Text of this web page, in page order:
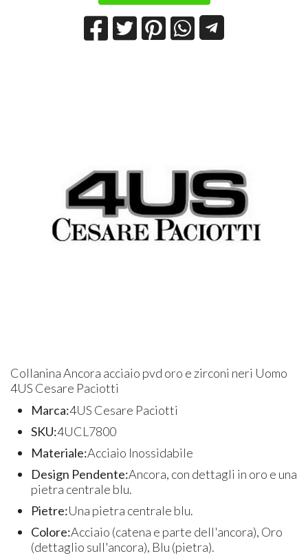
Collanina Ancora acciaio pvd oro e zirconi neri Uomo
4US Cesare Paciotti
Marca:4US Cesare Paciotti
SKU:4UCL7800
Materiale:Acciaio Inossidabile
Design Pendente:Ancora, con dettagli in oro e una
pietra centrale blu.
Pietre:Una pietra centrale blu.
Colore:Acciaio (catena e parte dell'ancora), Oro
(dettaglio sull'ancora), Blu (pietra).